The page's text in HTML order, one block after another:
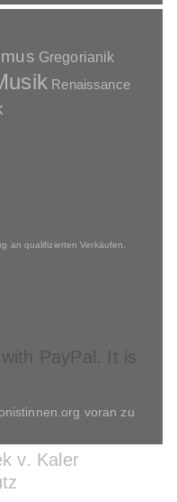
Gregorianik
Renaissance
an qualifizierten Verkäufen.
voran zu
v. Kaler